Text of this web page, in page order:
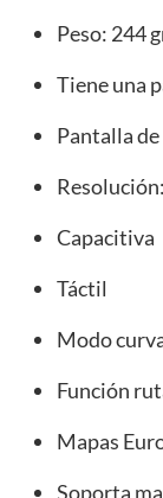
Peso: 244
Tiene una
Pantalla
Capacitiva
Táctil
Modo
Función
Mapas
Soporta